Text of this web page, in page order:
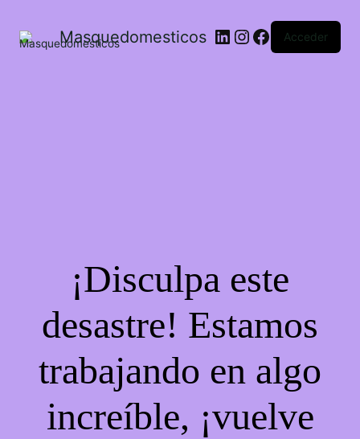
Masquedomesticos LinkedIn
Instagram
Facebook
Acceder
¡Disculpa este
desastre! Estamos
trabajando en algo
increíble, ¡vuelve